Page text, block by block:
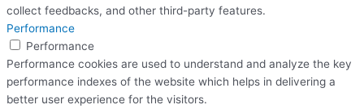
collect feedbacks, and other third-party features.
Performance
Performance
Performance cookies are used to understand and analyze the key
performance indexes of the website which helps in delivering a
better user experience for the visitors.